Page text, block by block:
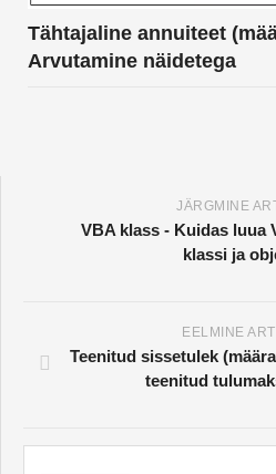
Tähtajaline annuiteet
Arvutamine näidetega
JÄRGMINE
VBA klass - Kuidas luua
klassi ja
EELMINE
Teenitud sissetulek
teenitud